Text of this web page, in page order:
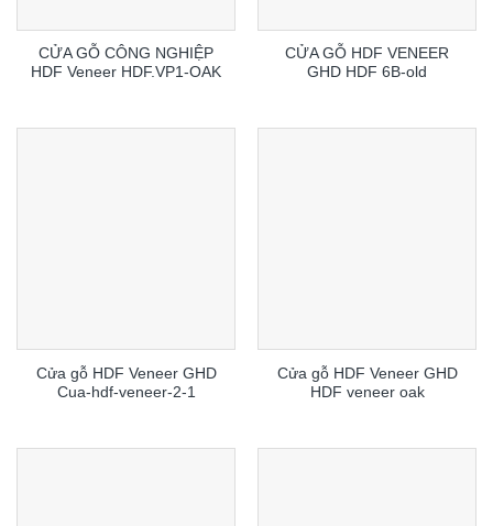
CỬA GỖ CÔNG NGHIỆP
HDF Veneer HDF.VP1-OAK
CỬA GỖ HDF VENEER
GHD HDF 6B-old
Cửa gỗ HDF Veneer GHD
Cua-hdf-veneer-2-1
Cửa gỗ HDF Veneer GHD
HDF veneer oak